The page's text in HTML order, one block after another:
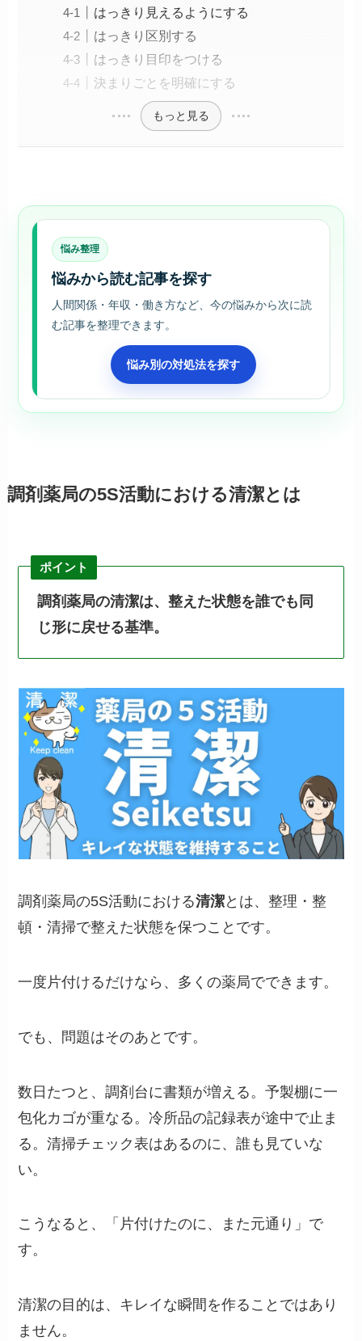
はっきり見えるようにする
はっきり区別する
はっきり目印をつける
決まりごとを明確にする
もっと見る
悩み整理
悩みから読む記事を探す
人間関係・年収・働き方など、今の悩みから次に読
む記事を整理できます。
悩み別の対処法を探す
調剤薬局の5S活動における清潔とは
ポイント
調剤薬局の清潔は、整えた状態を誰でも同
じ形に戻せる基準。
調剤薬局の5S活動における清潔とは、整理・整
頓・清掃で整えた状態を保つことです。
一度片付けるだけなら、多くの薬局でできます。
でも、問題はそのあとです。
数日たつと、調剤台に書類が増える。予製棚に一
包化カゴが重なる。冷所品の記録表が途中で止ま
る。清掃チェック表はあるのに、誰も見ていな
い。
こうなると、「片付けたのに、また元通り」で
す。
清潔の目的は、キレイな瞬間を作ることではあり
ません。